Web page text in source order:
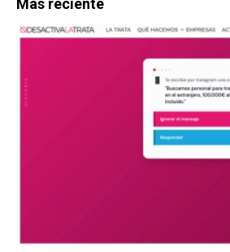
Más reciente